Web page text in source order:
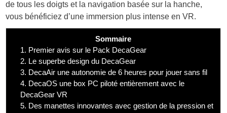
de tous les doigts et la navigation basée sur la hanche,
vous bénéficiez d’une immersion plus intense en VR.
Sommaire
1. Premier avis sur le Pack DecaGear
2. Le superbe design du DecaGear
3. DecaAir une autonomie de 6 heures pour jouer sans fil
4. DecaOS une box PC piloté entièrement avec le
DecaGear VR
5. Des manettes innovantes avec gestion de la pression et